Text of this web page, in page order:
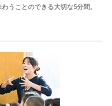
うことのできる大切な5分間。